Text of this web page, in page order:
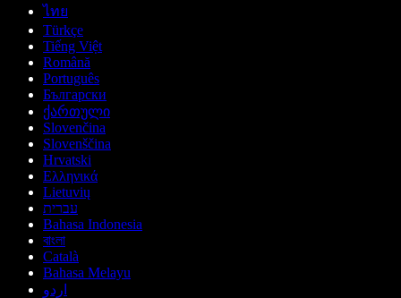
ไทย
Türkçe
Tiếng Việt
Română
Português
Български
ქართული
Slovenčina
Slovenščina
Hrvatski
Ελληνικά
Lietuvių
עברית
Bahasa Indonesia
বাংলা
Català
Bahasa Melayu
اردو